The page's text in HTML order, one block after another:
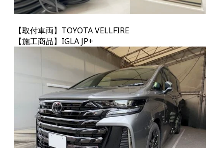
【取付車両】TOYOTA VELLFIRE
【施工商品】IGLA JP+